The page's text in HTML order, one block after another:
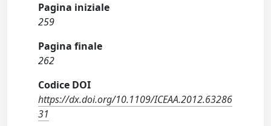
Pagina iniziale
259
Pagina finale
262
Codice DOI
https://dx.doi.org/10.1109/ICEAA.2012.63286
31